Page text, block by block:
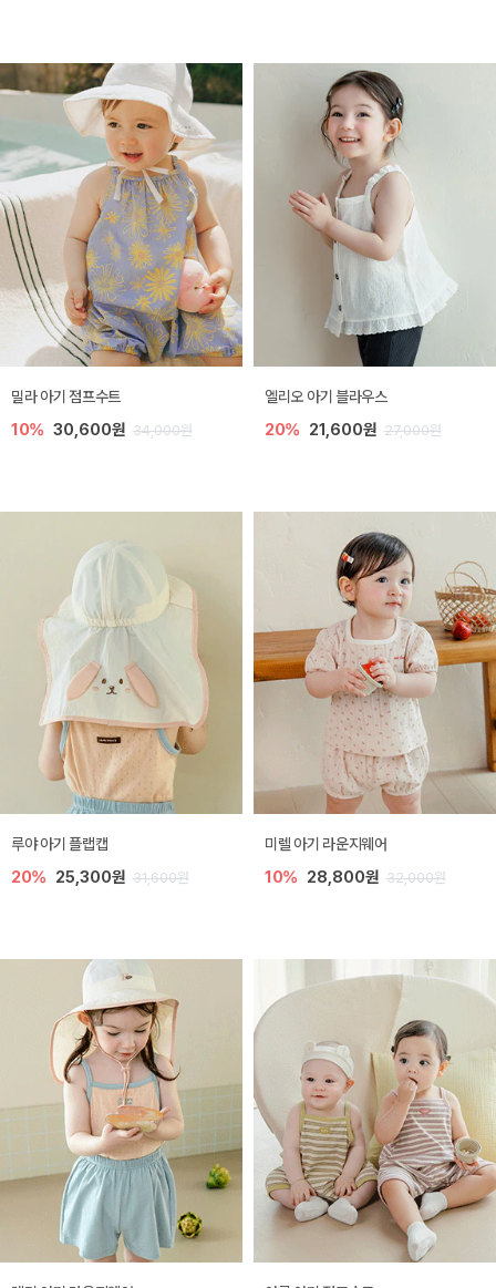
밀라 아기 점프수트
10% 30,600원 34,000원
엘리오 아기 블라우스
20% 21,600원 27,000원
루야 아기 플랩캡
20% 25,300원 31,600원
미렐 아기 라운지웨어
10% 28,800원 32,000원